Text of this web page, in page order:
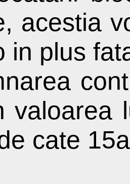
acestia
in plus
valoarea
cate